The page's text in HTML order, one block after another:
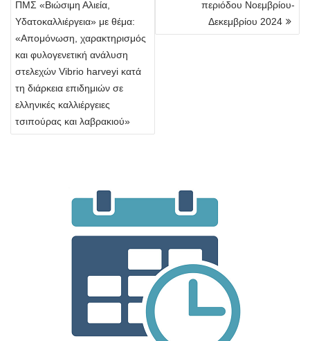
ΠΜΣ «Βιώσιμη Αλιεία,
Υδατοκαλλιέργεια» με θέμα:
«Απομόνωση, χαρακτηρισμός
και φυλογενετική ανάλυση
στελεχών Vibrio harveyi κατά
τη διάρκεια επιδημιών σε
ελληνικές καλλιέργειες
τσιπούρας και λαβρακιού»
περιόδου Νοεμβρίου-
Δεκεμβρίου 2024